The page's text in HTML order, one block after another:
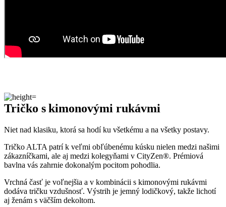
Tričko s kimonovými rukávmi
Niet nad klasiku, ktorá sa hodí ku všetkému a na všetky postavy.
Tričko ALTA patrí k veľmi obľúbenému kúsku nielen medzi našimi
zákazníčkami, ale aj medzi kolegyňami v CityZen®. Prémiová
bavlna vás zahrnie dokonalým pocitom pohodlia.
Vrchná časť je voľnejšia a v kombinácii s kimonovými rukávmi
dodáva tričku vzdušnosť. Výstrih je jemný lodičkový, takže lichotí
aj ženám s väčším dekoltom.